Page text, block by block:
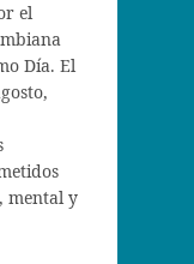
el
Día. El
mental y